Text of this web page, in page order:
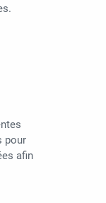
pour
afin